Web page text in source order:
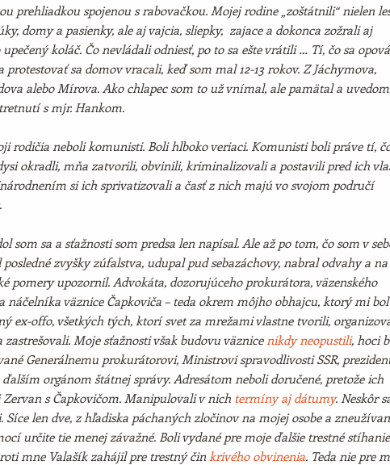
prehliadkou spojenou s rabovačkou. Mojej rodine „zoštátnili“ nielen
domy a pasienky, ale aj vajcia, sliepky, zajace a dokonca zožrali aj
upečený koláč. Čo nevládali odniesť, po to sa ešte vrátili … Tí, čo sa
protestovať sa domov vracali, keď som mal 12-13 rokov. Z Jáchymova,
alebo Mírova. Ako chlapec som to už vnímal, ale pamätal a
s mjr. Hankom.
rodičia neboli komunisti. Boli hlboko veriaci. Komunisti boli práve tí,
okradli, mňa zatvorili, obvinili, kriminalizovali a postavili pred ich
si ich sprivatizovali a časť z nich majú vo svojom područí
som sa a sťažnosti som predsa len napísal. Ale až po tom, čo som v
zvyšky zúfalstva, udupal pud sebazáchovy, nabral odvahy a na
pomery upozornil. Advokáta, dozorujúceho prokurátora, väzenského
náčelníka väznice Čapkoviča – teda okrem môjho obhajcu, ktorý mi bol
ex-offo, všetkých tých, ktorí svet za mrežami vlastne tvorili,
Moje sťažnosti však budovu väznicenikdy neopustili, hoci
Generálnemu prokurátorovi, Ministrovi spravodlivosti SSR,
ďalším orgánom štátnej správy. Adresátom neboli doručené, pretože ich
s Čapkovičom. Manipulovali v nich termíny aj dátumy. Neskôr
Síce len dve, z hľadiska páchaných zločinov na mojej osobe a
určite tie menej závažné. Boli vydané pre moje ďalšie trestné
mne Valašík zahájil pre trestný činkrivého obvinenia. Teda nie pre